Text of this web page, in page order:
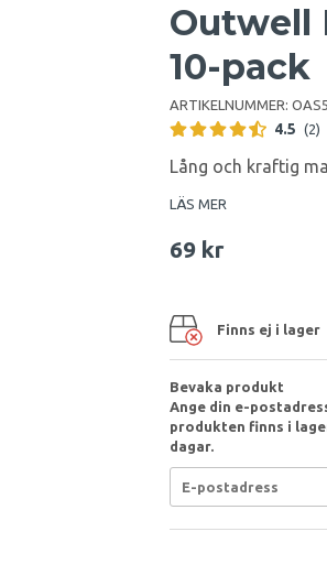
Outwell
10-pack
ARTIKELNUMMER:
4.5 (2)
Lång och kraftig
LÄS MER
69 kr
Finns ej i lager
Bevaka produkt
Ange din e-
produkten finns i
dagar.